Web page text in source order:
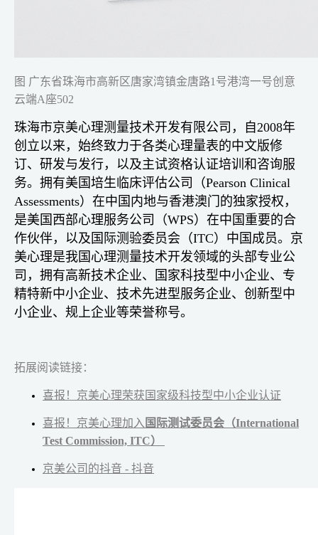
图 广东省珠海市高新区唐家湾镇金唐路1号港湾一号创意
云端A座502
珠海市京美心理测量技术开发有限公司，自2008年
创立以来，始终致力于各类心理量表的中文版修
订、研发与发行，以及主试资格认证培训和咨询服
务。拥有美国培生临床评估公司（Pearson Clinical
Assessments）在中国内地与香港澳门的独家授权，
是美国西部心理服务公司（WPS）在中国重要的合
作伙伴，以及国际测验委员会（ITC）中国成员。京
美心理是我国心理测量技术开发领域的头部专业公
司，拥有高新技术企业、国家科技型中小企业、专
精特新中小企业、技术先进型服务企业、创新型中
小企业、规上企业等荣誉称号。
拓展阅读链接：
喜报！京美心理荣获国家级科技型中小企业认证
喜报！京美心理加入 国际测试委员会（International
Test Commission, ITC）
京美公司的抖音 - 抖音